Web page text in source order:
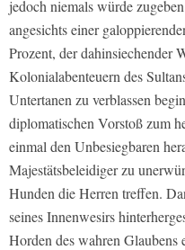
jedoch niemals würde
angesichts einer
Prozent, der dahinsiechender
Kolonialabenteuern des
Untertanen zu verblassen
diplomatischen Vorstoß zum
einmal den Unbesiegbaren
Majestätsbeleidiger zu
Hunden die Herren treffen.
seines Innenwesirs
Horden des wahren Glaubens